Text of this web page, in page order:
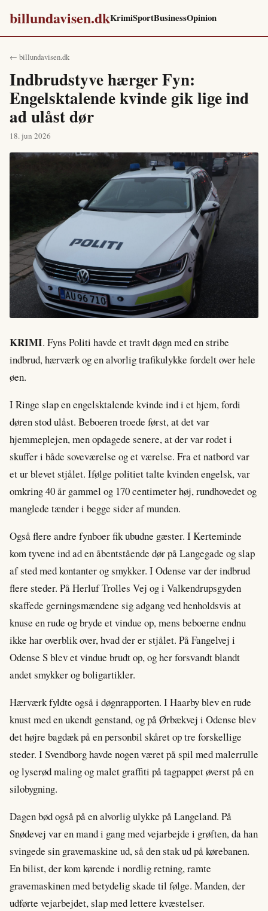
billundavisen.dkKrimiSportBusinessOpinion
← billundavisen.dk
Indbrudstyve hærger Fyn:
Engelsktalende kvinde gik lige ind
ad ulåst dør
18. jun 2026
KRIMI. Fyns Politi havde et travlt døgn med en stribe
indbrud, hærværk og en alvorlig trafikulykke fordelt over hele
øen.
I Ringe slap en engelsktalende kvinde ind i et hjem, fordi
døren stod ulåst. Beboeren troede først, at det var
hjemmeplejen, men opdagede senere, at der var rodet i
skuffer i både soveværelse og et værelse. Fra et natbord var
et ur blevet stjålet. Ifølge politiet talte kvinden engelsk, var
omkring 40 år gammel og 170 centimeter høj, rundhovedet og
manglede tænder i begge sider af munden.
Også flere andre fynboer fik ubudne gæster. I Kerteminde
kom tyvene ind ad en åbentstående dør på Langegade og slap
af sted med kontanter og smykker. I Odense var der indbrud
flere steder. På Herluf Trolles Vej og i Valkendrupsgyden
skaffede gerningsmændene sig adgang ved henholdsvis at
knuse en rude og bryde et vindue op, mens beboerne endnu
ikke har overblik over, hvad der er stjålet. På Fangelvej i
Odense S blev et vindue brudt op, og her forsvandt blandt
andet smykker og boligartikler.
Hærværk fyldte også i døgnrapporten. I Haarby blev en rude
knust med en ukendt genstand, og på Ørbækvej i Odense blev
det højre bagdæk på en personbil skåret op tre forskellige
steder. I Svendborg havde nogen været på spil med malerrulle
og lyserød maling og malet graffiti på tagpappet øverst på en
silobygning.
Dagen bød også på en alvorlig ulykke på Langeland. På
Snødevej var en mand i gang med vejarbejde i grøften, da han
svingede sin gravemaskine ud, så den stak ud på kørebanen.
En bilist, der kom kørende i nordlig retning, ramte
gravemaskinen med betydelig skade til følge. Manden, der
udførte vejarbejdet, slap med lettere kvæstelser.